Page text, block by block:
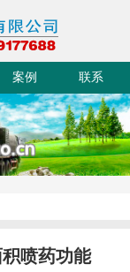
案例
展示
联系
我们
喷药功能